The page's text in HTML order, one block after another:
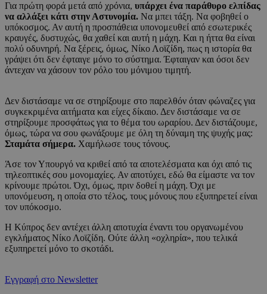
Για πρώτη φορά μετά από χρόνια, υπάρχει ένα παράθυρο ελπίδας
να αλλάξει κάτι στην Αστυνομία. Να μπει τάξη. Να φοβηθεί ο
υπόκοσμος. Αν αυτή η προσπάθεια υπονομευθεί από εσωτερικές
κραυγές, δυστυχώς, θα χαθεί και αυτή η μάχη. Και η ήττα θα είναι
πολύ οδυνηρή. Να ξέρεις, όμως, Νίκο Λοϊζίδη, πως η ιστορία θα
γράψει ότι δεν έφταιγε μόνο το σύστημα. Έφταιγαν και όσοι δεν
άντεχαν να χάσουν τον ρόλο του μόνιμου τιμητή.
Δεν διστάσαμε να σε στηρίξουμε στο παρελθόν όταν φώναζες για
συγκεκριμένα αιτήματα και είχες δίκαιο. Δεν διστάσαμε να σε
στηρίξουμε προσφάτως για το θέμα του ωραρίου. Δεν διστάζουμε,
όμως, τώρα να σου φωνάξουμε με όλη τη δύναμη της ψυχής μας:
Σταμάτα σήμερα. Χαμήλωσε τους τόνους.
Άσε τον Υπουργό να κριθεί από τα αποτελέσματα και όχι από τις
τηλεοπτικές σου μονομαχίες. Αν αποτύχει, εδώ θα είμαστε να τον
κρίνουμε πρώτοι. Όχι, όμως, πριν δοθεί η μάχη. Όχι με
υπονόμευση, η οποία στο τέλος, τους μόνους που εξυπηρετεί είναι
τον υπόκοσμο.
Η Κύπρος δεν αντέχει άλλη αποτυχία έναντι του οργανωμένου
εγκλήματος Νίκο Λοϊζίδη. Ούτε άλλη «οχληρία», που τελικά
εξυπηρετεί μόνο το σκοτάδι.
Εγγραφή στο Newsletter